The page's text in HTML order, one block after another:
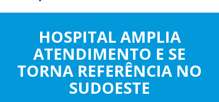
HOSPITAL AMPLIA
ATENDIMENTO E SE
TORNA REFERÊNCIA NO
SUDOESTE